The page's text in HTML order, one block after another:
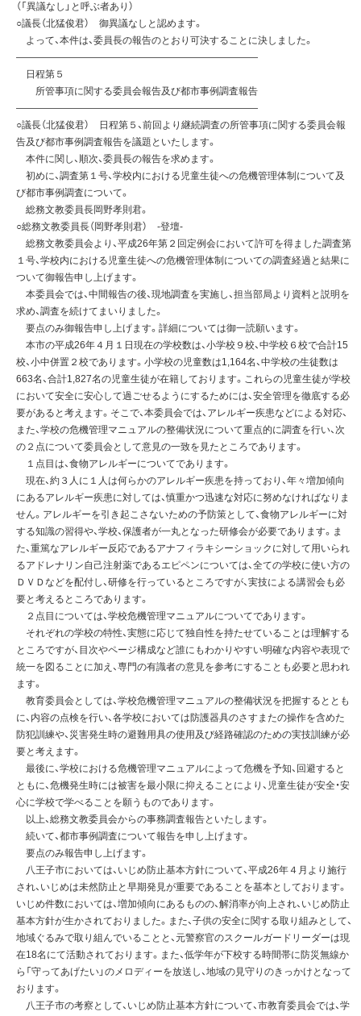
（「異議なし」と呼ぶ者あり）
○議長（北猛俊君） 御異議なしと認めます。
よって、本件は、委員長の報告のとおり可決することに決しました。
—————————————————————————
日程第５
所管事項に関する委員会報告及び都市事例調査報告
—————————————————————————
○議長（北猛俊君） 日程第５、前回より継続調査の所管事項に関する委員会報
告及び都市事例調査報告を議題といたします。
本件に関し、順次、委員長の報告を求めます。
初めに、調査第１号、学校内における児童生徒への危機管理体制について及
び都市事例調査について。
総務文教委員長岡野孝則君。
○総務文教委員長（岡野孝則君） -登壇-
総務文教委員会より、平成26年第２回定例会において許可を得ました調査第
１号、学校内における児童生徒への危機管理体制についての調査経過と結果に
ついて御報告申し上げます。
本委員会では、中間報告の後、現地調査を実施し、担当部局より資料と説明を
求め、調査を続けてまいりました。
要点のみ御報告申し上げます。詳細については御一読願います。
本市の平成26年４月１日現在の学校数は、小学校９校、中学校６校で合計15
校、小中併置２校であります。小学校の児童数は1,164名、中学校の生徒数は
663名、合計1,827名の児童生徒が在籍しております。これらの児童生徒が学校
において安全に安心して過ごせるようにするためには、安全管理を徹底する必
要があると考えます。そこで、本委員会では、アレルギー疾患などによる対応、
また、学校の危機管理マニュアルの整備状況について重点的に調査を行い、次
の２点について委員会として意見の一致を見たところであります。
１点目は、食物アレルギーについてであります。
現在、約３人に１人は何らかのアレルギー疾患を持っており、年々増加傾向
にあるアレルギー疾患に対しては、慎重かつ迅速な対応に努めなければなりま
せん。アレルギーを引き起こさないための予防策として、食物アレルギーに対
する知識の習得や、学校、保護者が一丸となった研修会が必要であります。ま
た、重篤なアレルギー反応であるアナフィラキシーショックに対して用いられ
るアドレナリン自己注射薬であるエピペンについては、全ての学校に使い方の
ＤＶＤなどを配付し、研修を行っているところですが、実技による講習会も必
要と考えるところであります。
２点目については、学校危機管理マニュアルについてであります。
それぞれの学校の特性、実態に応じて独自性を持たせていることは理解する
ところですが、目次やページ構成など誰にもわかりやすい明確な内容や表現で
統一を図ることに加え、専門の有識者の意見を参考にすることも必要と思われ
ます。
教育委員会としては、学校危機管理マニュアルの整備状況を把握するととも
に、内容の点検を行い、各学校においては防護器具のさすまたの操作を含めた
防犯訓練や、災害発生時の避難用具の使用及び経路確認のための実技訓練が必
要と考えます。
最後に、学校における危機管理マニュアルによって危機を予知、回避すると
ともに、危機発生時には被害を最小限に抑えることにより、児童生徒が安全・安
心に学校で学べることを願うものであります。
以上、総務文教委員会からの事務調査報告といたします。
続いて、都市事例調査について報告を申し上げます。
要点のみ報告申し上げます。
八王子市においては、いじめ防止基本方針について、平成26年４月より施行
され、いじめは未然防止と早期発見が重要であることを基本としております。
いじめ件数においては、増加傾向にあるものの、解消率が向上され、いじめ防止
基本方針が生かされておりました。また、子供の安全に関する取り組みとして、
地域ぐるみで取り組んでいることと、元警察官のスクールガードリーダーは現
在18名にて活動されております。また、低学年が下校する時間帯に防災無線か
ら「守ってあげたい」のメロディーを放送し、地域の見守りのきっかけとなって
おります。
八王子市の考察として、いじめ防止基本方針について、市教育委員会では、学